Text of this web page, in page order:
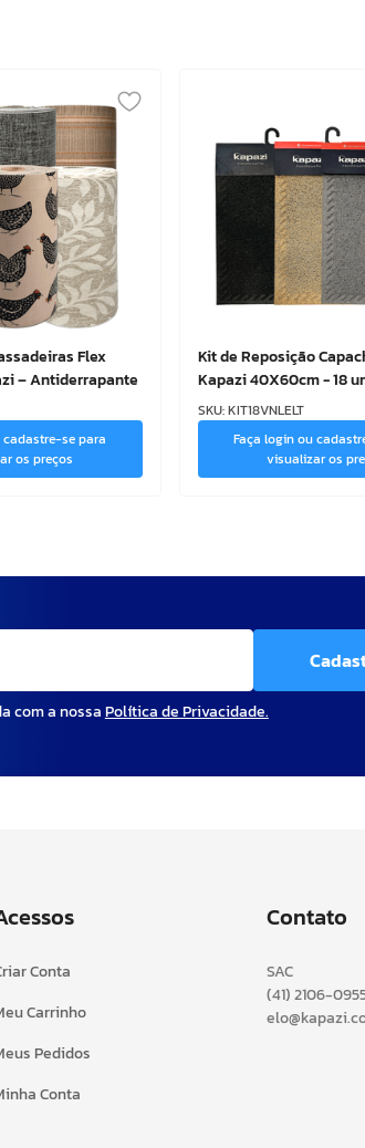
Flex
– Antiderrapante
se para
os preços
Kit de Reposição
Kapazi 40X60cm - 18
SKU:KIT18VNLELT
Faça login ou
visualizar os
com a nossaPolítica de Privacidade.
Conta
Carrinho
Pedidos
Conta
Contato
SAC
(41) 2106-